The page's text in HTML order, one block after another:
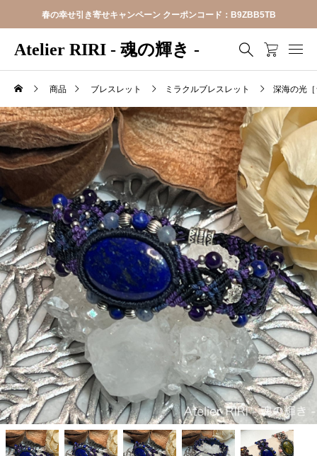
春の幸せ引き寄せキャンペーン クーポンコード：B9ZBB5TB
Atelier RIRI - 魂の輝き -
商品 ブレスレット ミラクルブレスレット 深海の光